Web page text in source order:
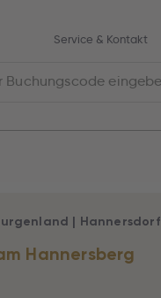
Service & Kontakt
Hannersberg
| Hannersdorf